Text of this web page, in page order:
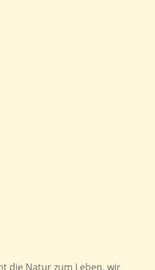
die Natur zum Leben, wir